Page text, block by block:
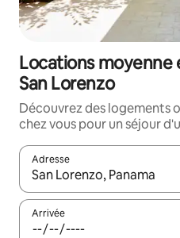
Locations moyenne
San Lorenzo
Découvrez des logements
chez vous pour un séjour
Adresse
Lorsque les résultats
Arrivée